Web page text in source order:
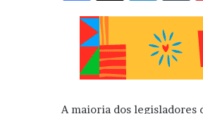
A maioria dos legisladores